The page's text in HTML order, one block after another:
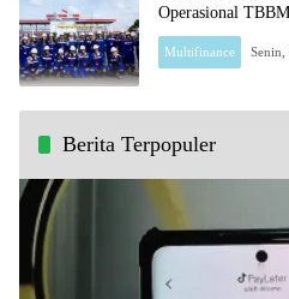
Operasional
Multifinance
Berita Terpopuler